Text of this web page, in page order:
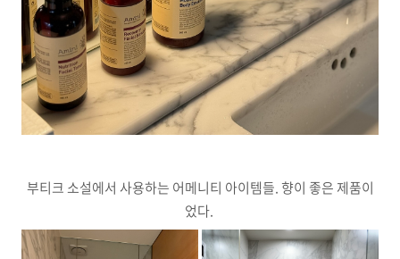
부티크 소설에서 사용하는 어메니티 아이템들. 향이 좋은 제품이
었다.